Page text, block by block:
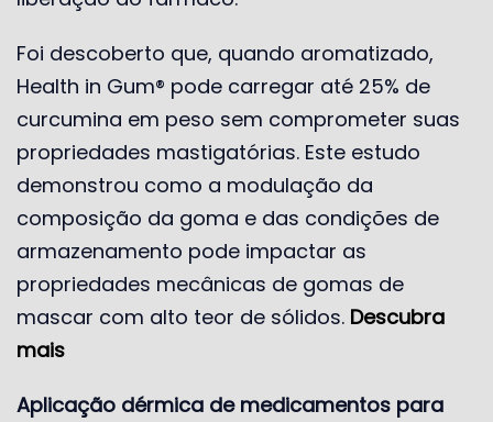
Foi descoberto que, quando aromatizado,
Health in Gum® pode carregar até 25% de
curcumina em peso sem comprometer suas
propriedades mastigatórias. Este estudo
demonstrou como a modulação da
composição da goma e das condições de
armazenamento pode impactar as
propriedades mecânicas de gomas de
mascar com alto teor de sólidos. Descubra
mais
Aplicação dérmica de medicamentos para